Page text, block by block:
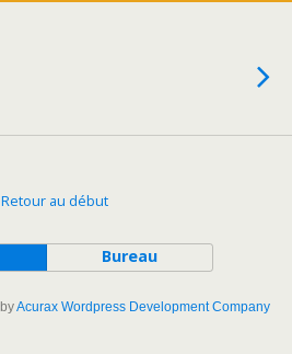
Retour au début
Bureau
byAcurax Wordpress Development Company